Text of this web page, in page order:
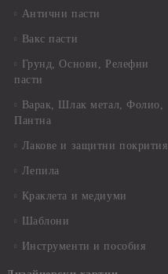
Антични пасти
Вакс пасти
Грунд, Основи, Релефни
пасти
Варак, Шлак метал, Фолио,
Пантна
Лакове и защитни покрития
Лепила
Краклета и медиуми
Шаблони
Инструменти и пособия